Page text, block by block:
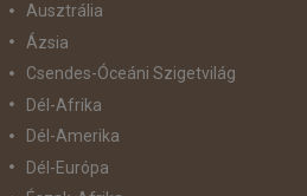
Ausztrália
Ázsia
Csendes-Óceáni Szigetvilág
Dél-Afrika
Dél-Amerika
Dél-Európa